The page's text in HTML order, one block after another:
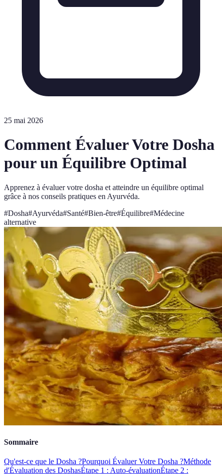
25 mai 2026
Comment Évaluer Votre Dosha
pour un Équilibre Optimal
Apprenez à évaluer votre dosha et atteindre un équilibre optimal
grâce à nos conseils pratiques en Ayurvéda.
#Dosha#Ayurvéda#Santé#Bien-être#Équilibre#Médecine
alternative
Sommaire
Qu'est-ce que le Dosha ?Pourquoi Évaluer Votre Dosha ?Méthode
d'Évaluation des DoshasÉtape 1 : Auto-évaluationÉtape 2 :